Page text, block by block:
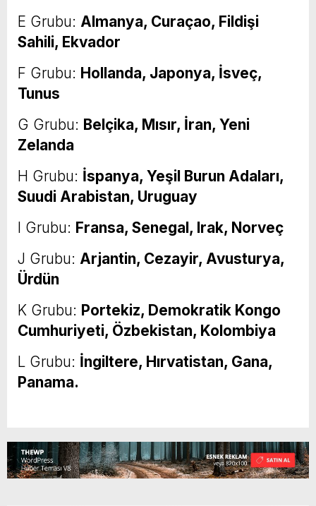
E Grubu: Almanya, Curaçao, Fildişi
Sahili, Ekvador
F Grubu: Hollanda, Japonya, İsveç,
Tunus
G Grubu: Belçika, Mısır, İran, Yeni
Zelanda
H Grubu: İspanya, Yeşil Burun Adaları,
Suudi Arabistan, Uruguay
I Grubu: Fransa, Senegal, Irak, Norveç
J Grubu: Arjantin, Cezayir, Avusturya,
Ürdün
K Grubu: Portekiz, Demokratik Kongo
Cumhuriyeti, Özbekistan, Kolombiya
L Grubu: İngiltere, Hırvatistan, Gana,
Panama.